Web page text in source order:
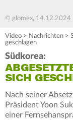
© glomex, 14.12.2024
Video > Nachrichten >
geschlagen
Südkorea:
SICH
Nach seiner
Präsident Yoon
einer